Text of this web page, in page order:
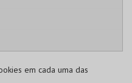
em cada uma das